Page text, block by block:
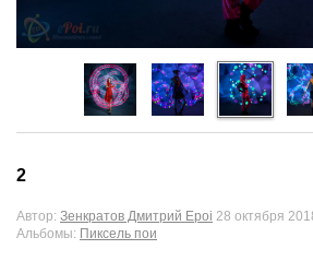
2
Автор: Зенкратов Дмитрий Epoi 28 октября
Альбомы: Пиксель пои